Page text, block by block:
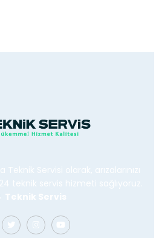
Servisi olarak, arızalarınızı
teknik servis hizmeti sağlıyoruz.
Teknik Servis